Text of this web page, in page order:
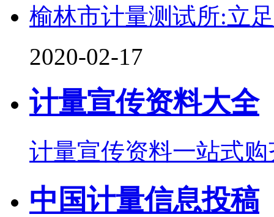
榆林市计量测试所:立
2020-02-17
计量宣传资料大全
计量宣传资料一站式购
中国计量信息投稿